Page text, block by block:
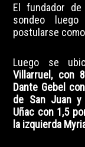
El fundador
sondeo
postularse
Luego se
Villarruel, con
Dante Gebel
de San Juan y
Uñac con 1,5
la izquierda